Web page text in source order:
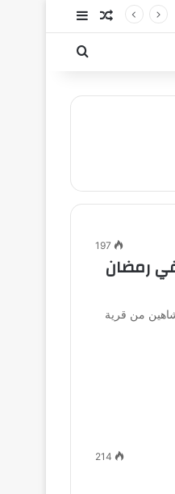
مقال عشوائي
إضافة عمود
بحث عن
197
رمضان
الشاب يوسف شاهين من قرية
214